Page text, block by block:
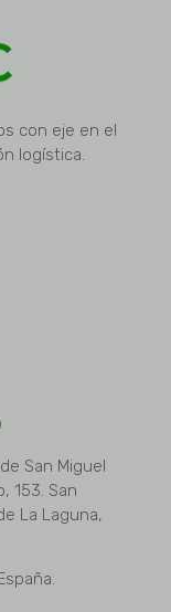
con eje en el
logística.
San Miguel
153. San
La Laguna,